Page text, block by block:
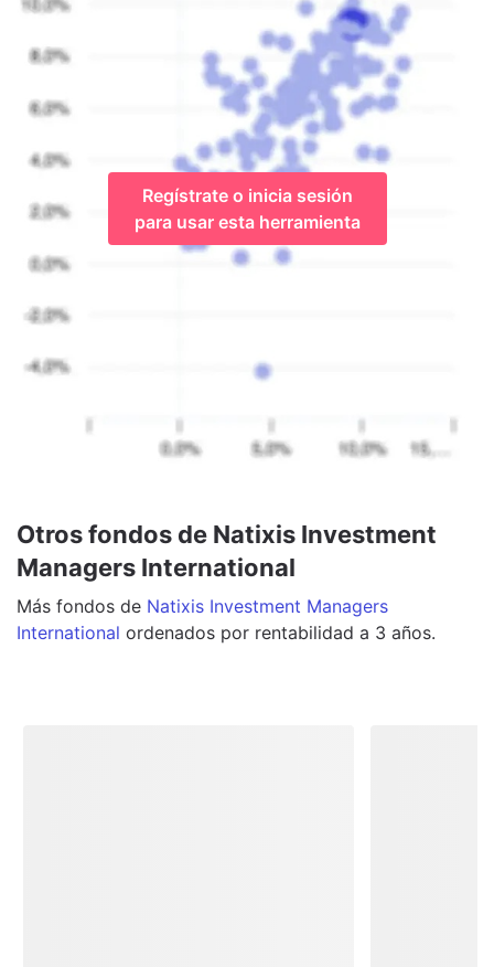
Regístrate o inicia sesión
para usar esta herramienta
Otros fondos de Natixis Investment
Managers International
Más fondos de Natixis Investment Managers
International ordenados por rentabilidad a 3 años.